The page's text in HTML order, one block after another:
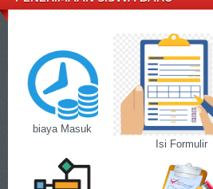
biaya Masuk
Isi Formulir